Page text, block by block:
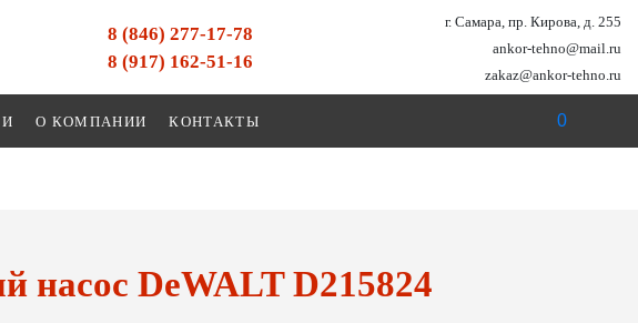
8 (846) 277-17-78
8 (917) 162-51-16
г. Самара, пр. Кирова, д. 255
ankor-tehno@mail.ru
zakaz@ankor-tehno.ru
О КОМПАНИИ КОНТАКТЫ 0
насос DeWALT D215824